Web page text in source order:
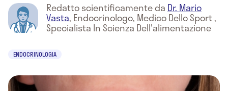
Redatto scientificamente da Dr. Mario
Vasta, Endocrinologo, Medico Dello Sport ,
Specialista In Scienza Dell'alimentazione
ENDOCRINOLOGIA